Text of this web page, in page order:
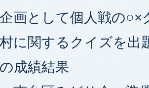
画として個人戦の○×
に関するクイズを出
成績結果